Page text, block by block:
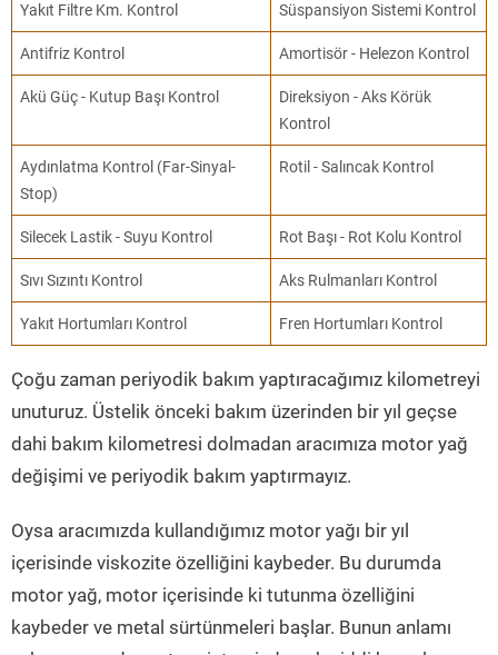
Yakıt Filtre Km. Kontrol Süspansiyon Sistemi Kontrol
Antifriz Kontrol Amortisör - Helezon Kontrol
Akü Güç - Kutup Başı Kontrol
Direksiyon - Aks Körük
Kontrol
Aydınlatma Kontrol (Far-Sinyal-
Stop)
Rotil - Salıncak Kontrol
Silecek Lastik - Suyu Kontrol Rot Başı - Rot Kolu Kontrol
Sıvı Sızıntı Kontrol Aks Rulmanları Kontrol
Yakıt Hortumları Kontrol Fren Hortumları Kontrol
Çoğu zaman periyodik bakım yaptıracağımız kilometreyi
unuturuz. Üstelik önceki bakım üzerinden bir yıl geçse
dahi bakım kilometresi dolmadan aracımıza motor yağ
değişimi ve periyodik bakım yaptırmayız.
Oysa aracımızda kullandığımız motor yağı bir yıl
içerisinde viskozite özelliğini kaybeder. Bu durumda
motor yağ, motor içerisinde ki tutunma özelliğini
kaybeder ve metal sürtünmeleri başlar. Bunun anlamı